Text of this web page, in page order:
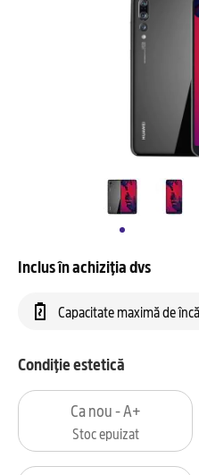
Inclus în achiziția dvs
Capacitate maximă de
Condiție estetică
Ca nou - A+
Stoc epuizat